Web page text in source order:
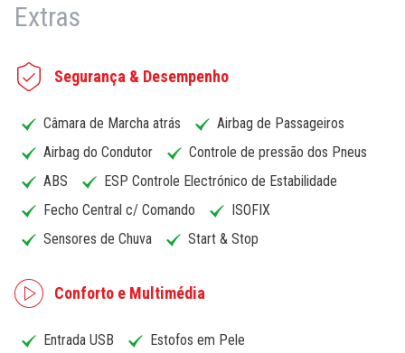
Extras
Segurança & Desempenho
Câmara de Marcha atrás
Airbag de Passageiros
Airbag do Condutor
Controle de pressão dos Pneus
ABS
ESP Controle Electrónico de Estabilidade
Fecho Central c/ Comando
ISOFIX
Sensores de Chuva
Start & Stop
Conforto e Multimédia
Entrada USB
Estofos em Pele